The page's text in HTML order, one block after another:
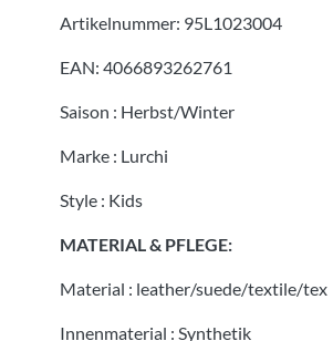
Artikelnummer: 95L1023004
EAN: 4066893262761
Saison : Herbst/Winter
Marke : Lurchi
Style : Kids
MATERIAL & PFLEGE:
Material : leather/suede/textile/tex
Innenmaterial : Synthetik